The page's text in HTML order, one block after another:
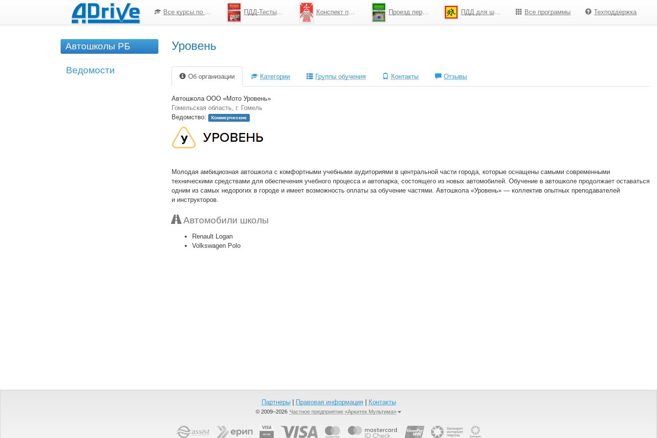
Все курсы по ПДД ПДД-Тесты 2026 Конспект по ПДД Проезд перекрестков ПДД для школьников Все программы Техподдержка
Автошколы РБ
Ведомости
Уровень
Об организации Категории Группы обучения Контакты Отзывы
Автошкола ООО «Мото Уровень»
Гомельская область, г. Гомель
Ведомство:
Коммерческие
Молодая амбициозная автошкола с комфортными учебными аудиториями в центральной части города, которые оснащены самыми современными
техническими средствами для обеспечения учебного процесса и автопарка, состоящего из новых автомобилей. Обучение в автошколе продолжает оставаться
одним из самых недорогих в городе и имеет возможность оплаты за обучение частями. Автошкола «Уровень» — коллектив опытных преподавателей
и инструкторов.
Автомобили школы
Renault Logan
Volkswagen Polo
Партнеры| Правовая информация| Контакты
© 2009–2026 Частное предприятие «Аркитек Мультима»